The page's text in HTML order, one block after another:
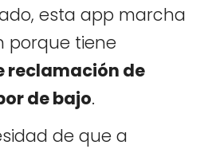
esta app marcha
porque tiene
reclamación de
de bajo.
de que a